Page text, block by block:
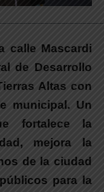
calle Mascardi
de Desarrollo
Altas con
municipal. Un
fortalece la
mejora la
de la ciudad
para la